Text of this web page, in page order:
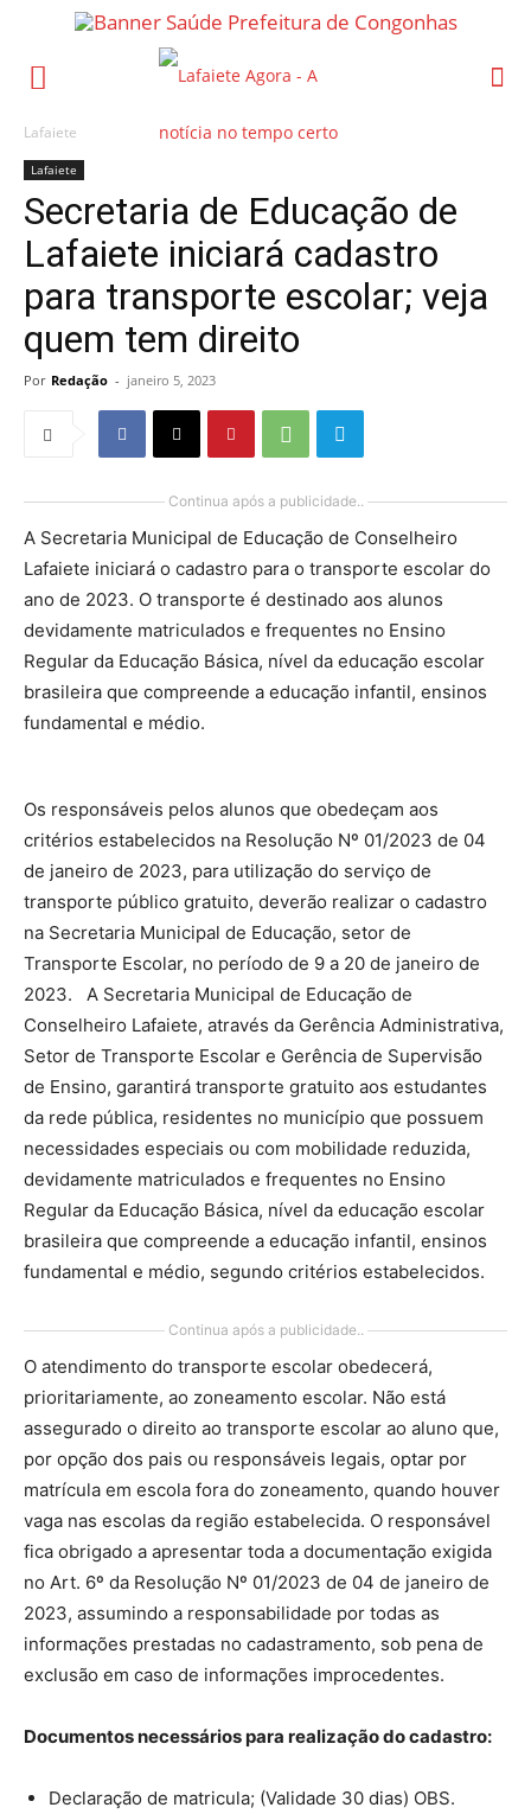
Lafaiete
Lafaiete
Secretaria de Educação de
Lafaiete iniciará cadastro
para transporte escolar; veja
quem tem direito
Por Redação - janeiro 5, 2023
Continua após a publicidade..
A Secretaria Municipal de Educação de Conselheiro
Lafaiete iniciará o cadastro para o transporte escolar do
ano de 2023. O transporte é destinado aos alunos
devidamente matriculados e frequentes no Ensino
Regular da Educação Básica, nível da educação escolar
brasileira que compreende a educação infantil, ensinos
fundamental e médio.
Os responsáveis pelos alunos que obedeçam aos
critérios estabelecidos na Resolução Nº 01/2023 de 04
de janeiro de 2023, para utilização do serviço de
transporte público gratuito, deverão realizar o cadastro
na Secretaria Municipal de Educação, setor de
Transporte Escolar, no período de 9 a 20 de janeiro de
2023. A Secretaria Municipal de Educação de
Conselheiro Lafaiete, através da Gerência Administrativa,
Setor de Transporte Escolar e Gerência de Supervisão
de Ensino, garantirá transporte gratuito aos estudantes
da rede pública, residentes no município que possuem
necessidades especiais ou com mobilidade reduzida,
devidamente matriculados e frequentes no Ensino
Regular da Educação Básica, nível da educação escolar
brasileira que compreende a educação infantil, ensinos
fundamental e médio, segundo critérios estabelecidos.
Continua após a publicidade..
O atendimento do transporte escolar obedecerá,
prioritariamente, ao zoneamento escolar. Não está
assegurado o direito ao transporte escolar ao aluno que,
por opção dos pais ou responsáveis legais, optar por
matrícula em escola fora do zoneamento, quando houver
vaga nas escolas da região estabelecida. O responsável
fica obrigado a apresentar toda a documentação exigida
no Art. 6º da Resolução Nº 01/2023 de 04 de janeiro de
2023, assumindo a responsabilidade por todas as
informações prestadas no cadastramento, sob pena de
exclusão em caso de informações improcedentes.
Documentos necessários para realização do cadastro:
Declaração de matricula; (Validade 30 dias) OBS.